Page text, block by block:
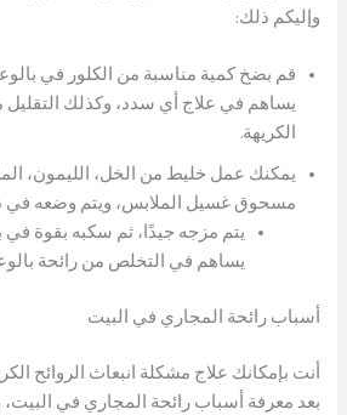
وإليكم ذلك:
قم بضخ كمية مناسبة من الكلور في
يساهم في علاج أي سدد، وكذلك التقليل
الكريهة.
يمكنك عمل خليط من الخل، الليمون،
مسحوق غسيل الملابس، ويتم وضعه في
يتم مزجه جيدًا، ثم سكبه بقوة في
يساهم في التخلص من رائحة
أسباب رائحة المجاري في البيت
أنت بإمكانك علاج مشكلة انبعاث الروائح
بعد معرفة أسباب رائحة المجاري في البيت،